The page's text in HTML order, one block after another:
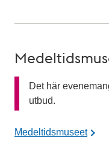
Det här
utbud.
Medeltidsmuseet